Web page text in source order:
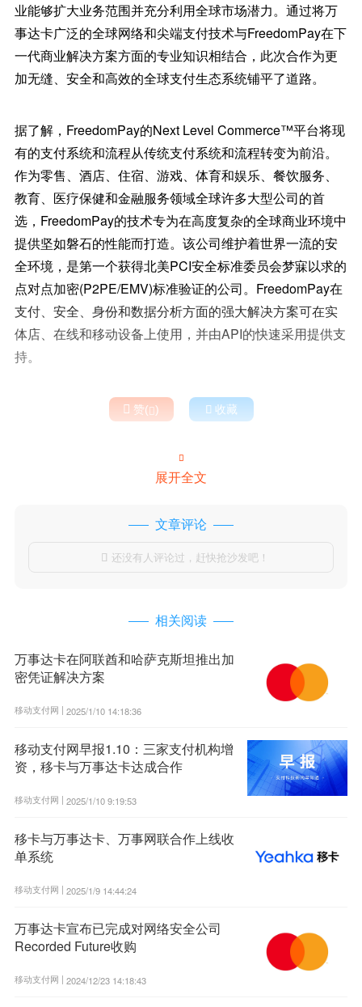
业能够扩大业务范围并充分利用全球市场潜力。通过将万
事达卡广泛的全球网络和尖端支付技术与FreedomPay在下
一代商业解决方案方面的专业知识相结合，此次合作为更
加无缝、安全和高效的全球支付生态系统铺平了道路。
据了解，FreedomPay的Next Level Commerce™平台将现
有的支付系统和流程从传统支付系统和流程转变为前沿。
作为零售、酒店、住宿、游戏、体育和娱乐、餐饮服务、
教育、医疗保健和金融服务领域全球许多大型公司的首
选，FreedomPay的技术专为在高度复杂的全球商业环境中
提供坚如磐石的性能而打造。该公司维护着世界一流的安
全环境，是第一个获得北美PCI安全标准委员会梦寐以求的
点对点加密(P2PE/EMV)标准验证的公司。FreedomPay在
支付、安全、身份和数据分析方面的强大解决方案可在实
体店、在线和移动设备上使用，并由API的快速采用提供支
持。
 赞()  收藏

展开全文
文章评论
 还没有人评论过，赶快抢沙发吧！
相关阅读
万事达卡在阿联酋和哈萨克斯坦推出加
密凭证解决方案
移动支付网 | 2025/1/10 14:18:36
移动支付网早报1.10：三家支付机构增
资，移卡与万事达卡达成合作
移动支付网 | 2025/1/10 9:19:53
移卡与万事达卡、万事网联合作上线收
单系统
移动支付网 | 2025/1/9 14:44:24
万事达卡宣布已完成对网络安全公司
Recorded Future收购
移动支付网 | 2024/12/23 14:18:43